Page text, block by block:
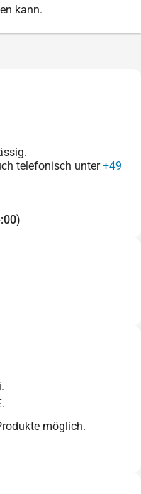
kann.
telefonisch unter+49
)
möglich.